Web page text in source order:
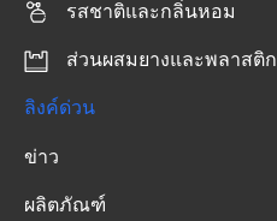
รสชาติและกลิ่นหอม
ส่วนผสมยางและพลาสติก
ลิงค์ด่วน
ข่าว
ผลิตภัณฑ์